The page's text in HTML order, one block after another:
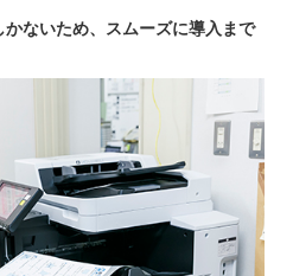
ないため、スムーズに導入まで